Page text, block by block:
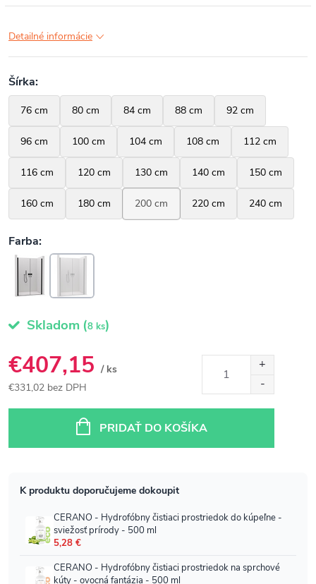
Detailné informácie
Skladom (8 ks)
€407,15 / ks
€331,02 bez DPH
PRIDAŤ DO KOŠÍKA